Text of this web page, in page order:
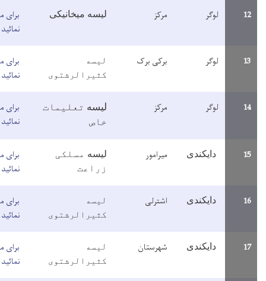
لیسه میخانیکی
برای مطالعه معلومات اینجا کلیک
برکی برک
برای مطالعه معلومات اینجا کلیک
نمائید
تعلیمات
برای مطالعه معلومات اینجا کلیک
نمائید
میرامور لیسه
مسلکی
برای مطالعه معلومات اینجا کلیک
نمائید
اشترلی
لیسه
برای مطالعه معلومات اینجا کلیک
نمائید
شهرستان
لیسه
برای مطالعه معلومات اینجا کلیک
نمائید